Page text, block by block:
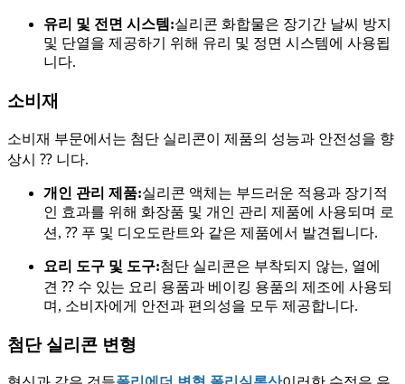
유리 및 전면 시스템:실리콘 화합물은 장기간 날씨 방지
및 단열을 제공하기 위해 유리 및 정면 시스템에 사용됩
니다.
소비재
소비재 부문에서는 첨단 실리콘이 제품의 성능과 안전성을 향
상시 ⁇ 니다.
개인 관리 제품:실리콘 액체는 부드러운 적용과 장기적
인 효과를 위해 화장품 및 개인 관리 제품에 사용되며 로
션, ⁇ 푸 및 디오도란트와 같은 제품에서 발견됩니다.
요리 도구 및 도구:첨단 실리콘은 부착되지 않는, 열에
견 ⁇ 수 있는 요리 용품과 베이킹 용품의 제조에 사용되
며, 소비자에게 안전과 편의성을 모두 제공합니다.
첨단 실리콘 변형